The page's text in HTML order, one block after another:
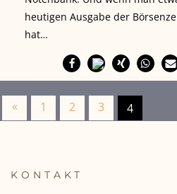
« 1 2 3 4
heutigen Ausgabe der
hat…
KONTAKT